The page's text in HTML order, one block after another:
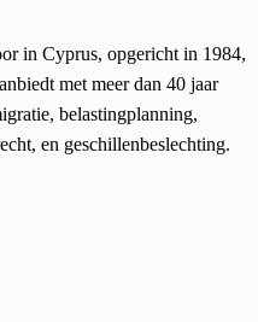
in Cyprus, opgericht in 1984,
met meer dan 40 jaar
belastingplanning,
en geschillenbeslechting.